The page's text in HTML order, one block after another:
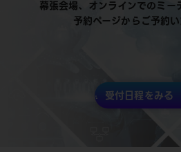
幕張会場、オンラインでのミー
予約ページからご予約い
受付日程をみる